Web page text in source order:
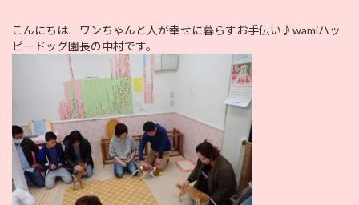
新
日
時
:
こんにちは ワンちゃんと人が幸せに暮らすお手伝い♪wamiハッ
ピードッグ園長の中村です。